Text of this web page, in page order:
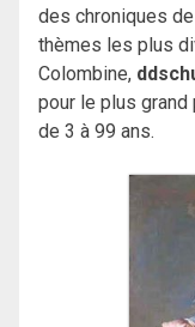
des chroniques
thèmes les plus
Colombine,
pour le plus
de 3 à 99 ans.